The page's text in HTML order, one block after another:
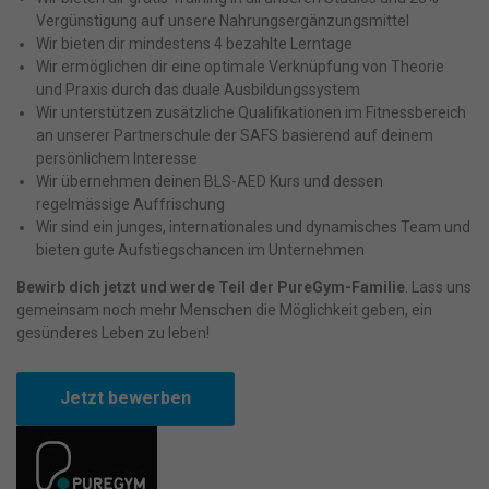
Vergünstigung auf unsere Nahrungsergänzungsmittel
Wir bieten dir mindestens 4 bezahlte Lerntage
Wir ermöglichen dir eine optimale Verknüpfung von Theorie
und Praxis durch das duale Ausbildungssystem
Wir unterstützen zusätzliche Qualifikationen im Fitnessbereich
an unserer Partnerschule der SAFS basierend auf deinem
persönlichem Interesse
Wir übernehmen deinen BLS-AED Kurs und dessen
regelmässige Auffrischung
Wir sind ein junges, internationales und dynamisches Team und
bieten gute Aufstiegschancen im Unternehmen
Bewirb dich jetzt und werde Teil der PureGym-Familie . Lass uns
gemeinsam noch mehr Menschen die Möglichkeit geben, ein
gesünderes Leben zu leben!
Jetzt bewerben
Personenbezogene Daten können verarbeitet werden (z. B. IP-
Adressen), z. B. für personalisierte Anzeigen und Inhalte oder
Anzeigen- und Inhaltsmessung.Weitere Informationen über die
Verwendung Ihrer Daten finden Sie in unserer
Datenschutzerklärung
Bitte beachten Sie, dass aufgrund
individueller Einstellungen möglicherweise nicht alle Funktionen
der Website zur Verfügung stehen.
Hier finden Sie eine Übersicht über alle verwendeten Cookies. Sie
können Ihre Einwilligung zu ganzen Kategorien geben oder sich
weitere Informationen anzeigen lassen und so nur bestimmte
Cookies auswählen.
Alle akzeptieren Speichern
Nur essenzielle Cookies akzeptieren
Datenschutzeinstellungen
Essenziell (1)
Essenzielle Cookies ermöglichen grundlegende Funktionen und sind
für die einwandfreie Funktion der Website erforderlich.